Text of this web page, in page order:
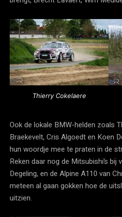
Thierry Cokelaere
Ook de lokale BMW-helden zoals
Braekevelt, Cris Algoedt en Koen
hun woordje mee te praten in de
Reken daar nog de Mitsubishi’s bij
Degeling, en de Alpine A110 van
meteen al gaan gokken hoe de
uitzien.